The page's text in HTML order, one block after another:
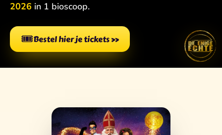
2026 in 1 bioscoop.
🎟️Bestel hier je tickets»